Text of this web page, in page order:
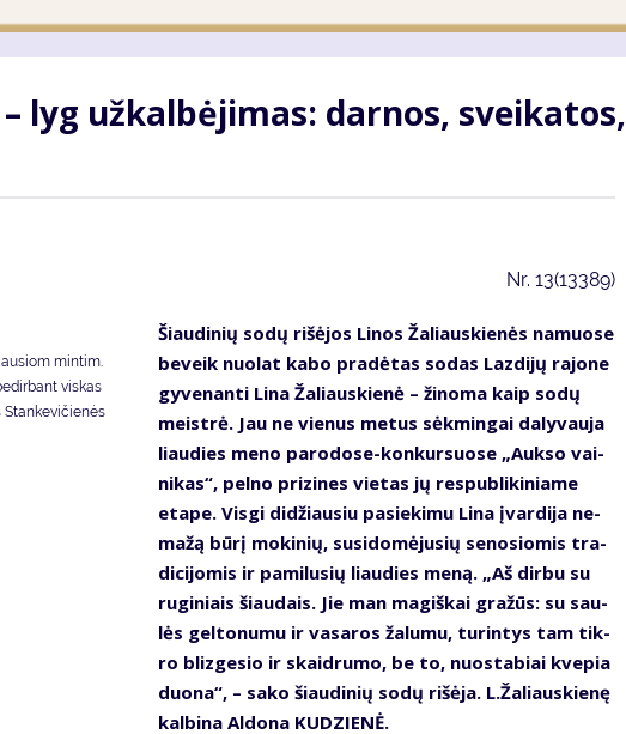
lyg už­kal­bė­ji­mas: dar­nos, svei­ka­tos,
Nr. 13(13389)
min­tim.
vis­kas
Stankevičienės
Šiau­di­nių so­dų ri­šė­jos Li­nos Ža­liaus­kie­nės na­muo­se
be­veik nuo­lat ka­bo pra­dė­tas so­das Laz­di­jų ra­jo­ne
gy­ve­nan­ti Li­na Ža­liaus­kie­nė – ži­no­ma kaip so­dų
meist­rė. Jau ne vie­nus me­tus sėk­min­gai da­ly­vau­ja
liau­dies me­no pa­ro­do­se-kon­kur­suo­se „Auk­so vai­
ni­kas“, pel­no pri­zi­nes vie­tas jų res­pub­li­ki­nia­me
eta­pe. Vis­gi di­džiau­siu pa­sie­ki­mu Li­na įvar­di­ja ne­
ma­žą bū­rį mo­ki­nių, su­si­do­mė­ju­sių se­no­sio­mis tra­
di­ci­jo­mis ir pa­mi­lu­sių liau­dies me­ną. „Aš dir­bu su
ru­gi­niais šiau­dais. Jie man ma­giš­kai gra­žūs: su sau­
lės gel­to­nu­mu ir va­sa­ros ža­lu­mu, tu­rin­tys tam tik­
ro bliz­ge­sio ir skaid­ru­mo, be to, nuo­sta­biai kve­pia
duo­na“, – sa­ko šiau­di­nių so­dų ri­šė­ja. L.Ža­liaus­kie­nę
kal­bi­na Al­do­na KU­DZIE­NĖ.